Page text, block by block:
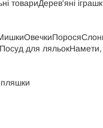
товариДерев'яні
ОвечкиПорося
Посуд для ляльокНамети,
пляшки